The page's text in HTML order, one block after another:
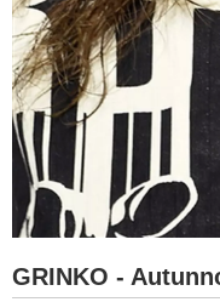
GRINKO -